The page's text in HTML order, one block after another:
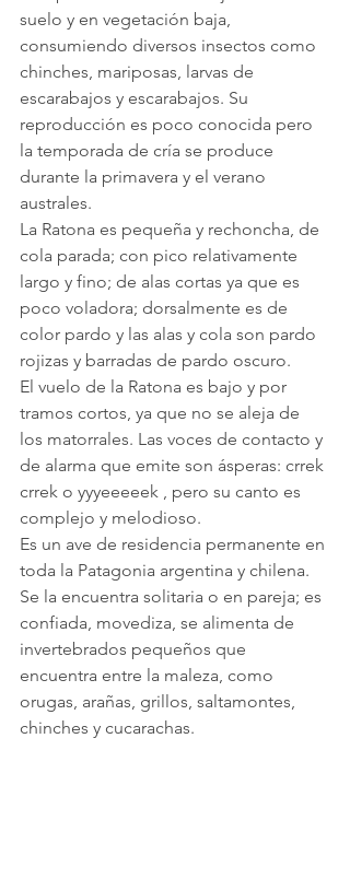
suelo y en vegetación baja,
consumiendo diversos insectos como
chinches, mariposas, larvas de
escarabajos y escarabajos. Su
reproducción es poco conocida pero
la temporada de cría se produce
durante la primavera y el verano
australes.
La Ratona es pequeña y rechoncha, de
cola parada; con pico relativamente
largo y fino; de alas cortas ya que es
poco voladora; dorsalmente es de
color pardo y las alas y cola son pardo
rojizas y barradas de pardo oscuro.
El vuelo de la Ratona es bajo y por
tramos cortos, ya que no se aleja de
los matorrales. Las voces de contacto y
de alarma que emite son ásperas: crrek
crrek o yyyeeeeek , pero su canto es
complejo y melodioso.
Es un ave de residencia permanente en
toda la Patagonia argentina y chilena.
Se la encuentra solitaria o en pareja; es
confiada, movediza, se alimenta de
invertebrados pequeños que
encuentra entre la maleza, como
orugas, arañas, grillos, saltamontes,
chinches y cucarachas.